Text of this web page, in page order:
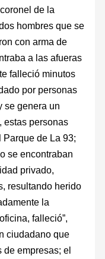
de la
hombres que se
con arma de
a las afueras
falleció minutos
por personas
se genera un
estas personas
de La 93;
se encontraban
privado,
resultando herido
la
falleció”,
ciudadano que
empresas; el